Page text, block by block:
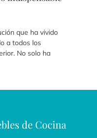
que ha vivido
a todos los
No solo ha
de Cocina